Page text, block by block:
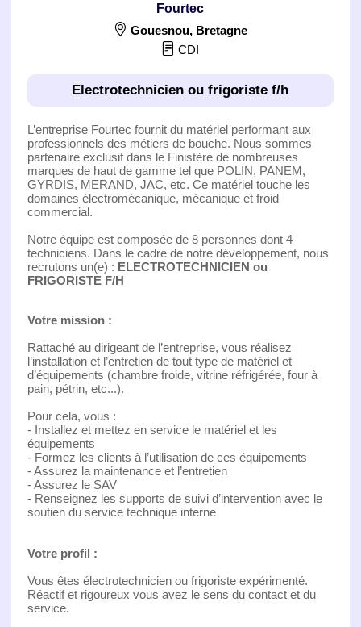
Fourtec
Gouesnou, Bretagne
CDI
Electrotechnicien ou frigoriste f/h
L’entreprise Fourtec fournit du matériel performant aux
professionnels des métiers de bouche. Nous sommes
partenaire exclusif dans le Finistère de nombreuses
marques de haut de gamme tel que POLIN, PANEM,
GYRDIS, MERAND, JAC, etc. Ce matériel touche les
domaines électromécanique, mécanique et froid
commercial.
Notre équipe est composée de 8 personnes dont 4
techniciens. Dans le cadre de notre développement, nous
recrutons un(e) : ELECTROTECHNICIEN ou
FRIGORISTE F/H
Votre mission :
Rattaché au dirigeant de l’entreprise, vous réalisez
l’installation et l’entretien de tout type de matériel et
d’équipements (chambre froide, vitrine réfrigérée, four à
pain, pétrin, etc...).
Pour cela, vous :
- Installez et mettez en service le matériel et les
équipements
- Formez les clients à l’utilisation de ces équipements
- Assurez la maintenance et l’entretien
- Assurez le SAV
- Renseignez les supports de suivi d’intervention avec le
soutien du service technique interne
Votre profil :
Vous êtes électrotechnicien ou frigoriste expérimenté.
Réactif et rigoureux vous avez le sens du contact et du
service.